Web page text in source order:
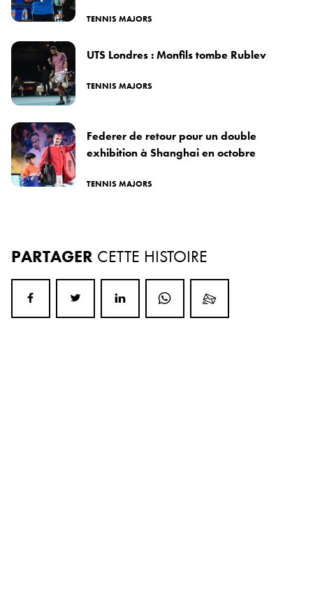
TENNIS MAJORS
UTS Londres : Monfils tombe Rublev
TENNIS MAJORS
Federer de retour pour un double
exhibition à Shanghai en octobre
TENNIS MAJORS
PARTAGER CETTE HISTOIRE